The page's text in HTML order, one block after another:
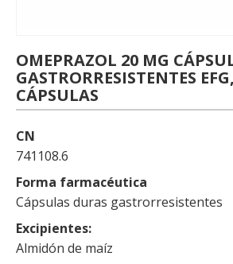
OMEPRAZOL 20 MG
GASTRORRESISTENTES
CÁPSULAS
CN
741108.6
Forma farmacéutica
Cápsulas duras gastrorresistentes
Excipientes
Almidón de maíz